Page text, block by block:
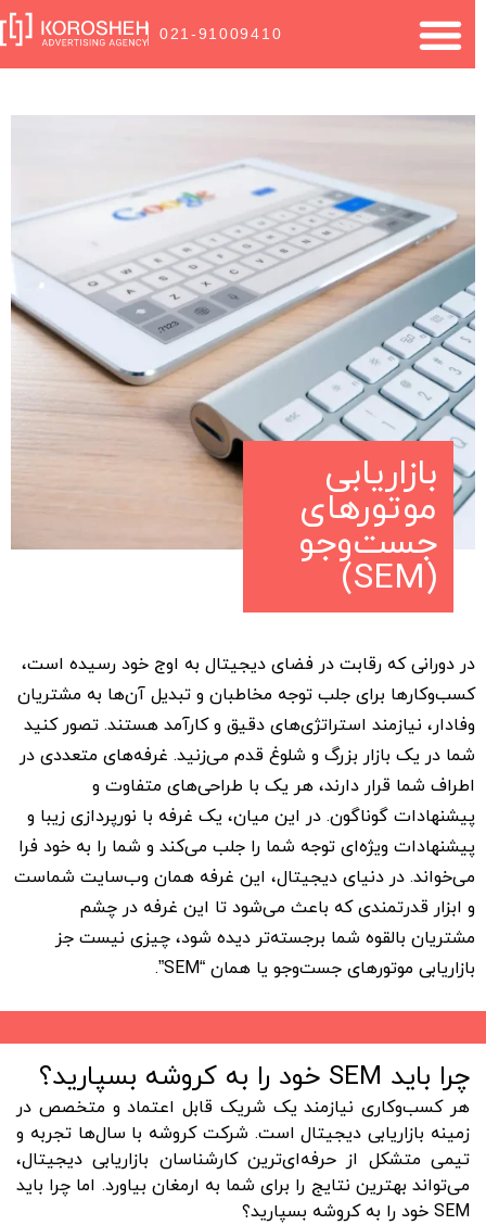
021-91009410
بازاریابی
موتورهای
جست‌وجو
در دورانی که رقابت در فضای دیجیتال به اوج خود رسیده است،
کسب‌وکارها برای جلب توجه مخاطبان و تبدیل آن‌ها به مشتریان
وفادار، نیازمند استراتژی‌های دقیق و کارآمد هستند. تصور کنید
شما در یک بازار بزرگ و شلوغ قدم می‌زنید. غرفه‌های متعددی در
اطراف شما قرار دارند، هر یک با طراحی‌های متفاوت و
پیشنهادات گوناگون. در این میان، یک غرفه با نورپردازی زیبا و
پیشنهادات ویژه‌ای توجه شما را جلب می‌کند و شما را به خود فرا
می‌خواند. در دنیای دیجیتال، این غرفه همان وب‌سایت شماست
و ابزار قدرتمندی که باعث می‌شود تا این غرفه در چشم
مشتریان بالقوه شما برجسته‌تر دیده شود، چیزی نیست جز
بازاریابی موتورهای جست‌وجو یا همان “SEM”.
چرا باید SEM خود را به کروشه بسپارید؟
هر کسب‌وکاری نیازمند یک شریک قابل اعتماد و متخصص در
زمینه بازاریابی دیجیتال است. شرکت کروشه با سال‌ها تجربه و
تیمی متشکل از حرفه‌ای‌ترین کارشناسان بازاریابی دیجیتال،
می‌تواند بهترین نتایج را برای شما به ارمغان بیاورد. اما چرا باید
SEM خود را به کروشه بسپارید؟